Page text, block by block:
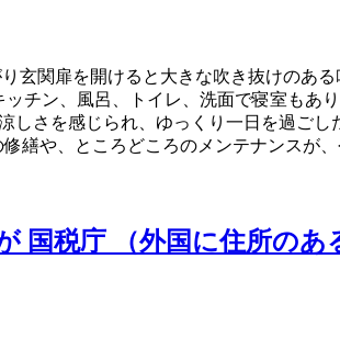
玄関扉を開けると大きな吹き抜けのあ
チン、風呂、トイレ、洗面で寝室も
しさを感じられ、ゆっくり一日を過ご
繕や、ところどころのメンテナンスが
国税庁 （外国に住所の